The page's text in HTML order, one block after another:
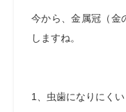
今から、金属冠（金
しますね。
1、虫歯になりにくい